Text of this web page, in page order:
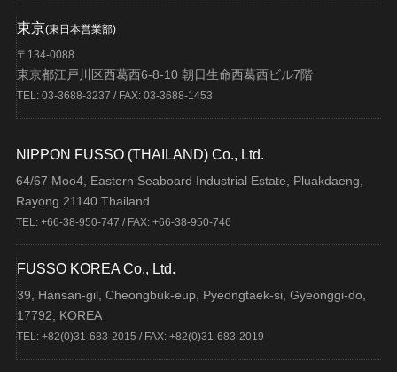
東京(東日本営業部)
〒134-0088
東京都江戸川区西葛西6-8-10 朝日生命西葛西ビル7階
TEL: 03-3688-3237 / FAX: 03-3688-1453
NIPPON FUSSO (THAILAND) Co., Ltd.
64/67 Moo4, Eastern Seaboard Industrial Estate, Pluakdaeng,
Rayong 21140 Thailand
TEL: +66-38-950-747 / FAX: +66-38-950-746
FUSSO KOREA Co., Ltd.
39, Hansan-gil, Cheongbuk-eup, Pyeongtaek-si, Gyeonggi-do,
17792, KOREA
TEL: +82(0)31-683-2015 / FAX: +82(0)31-683-2019